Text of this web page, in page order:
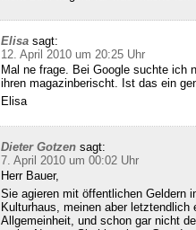
Elisa sagt:
12. April 2010 um 20:25 Uhr
Mal ne frage. Bei Google suchte ich
ihren magazinberischt. Ist das ein
Elisa
Dieter Gotzen sagt:
7. April 2010 um 00:02 Uhr
Herr Bauer,
Sie agieren mit öffentlichen Geldern
Kulturhaus, meinen aber
Allgemeinheit, und schon gar nicht